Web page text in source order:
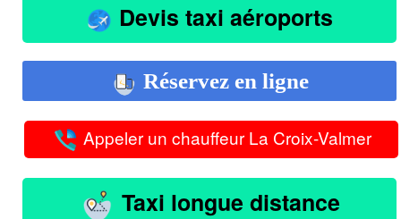
Devis taxi aéroports
Réservez en ligne
Appeler un chauffeur La Croix-Valmer
Taxi longue distance